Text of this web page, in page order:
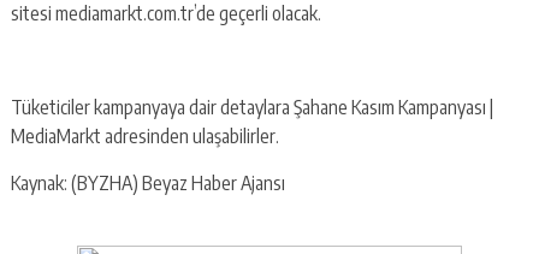
sitesi mediamarkt.com.tr’de geçerli olacak.
Tüketiciler kampanyaya dair detaylara Şahane Kasım Kampanyası |
MediaMarkt adresinden ulaşabilirler.
Kaynak: (BYZHA) Beyaz Haber Ajansı